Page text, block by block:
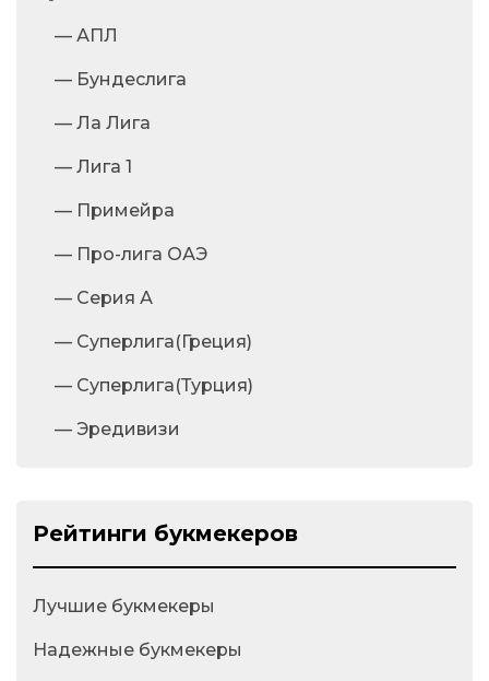
— АПЛ
— Бундеслига
— Ла Лига
— Лига 1
— Примейра
— Про-лига ОАЭ
— Серия А
— Суперлига(Греция)
— Суперлига(Турция)
— Эредивизи
Рейтинги букмекеров
Лучшие букмекеры
Надежные букмекеры